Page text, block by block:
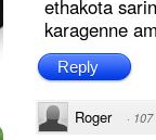
ethakota
karagenne
Reply
Roger ·